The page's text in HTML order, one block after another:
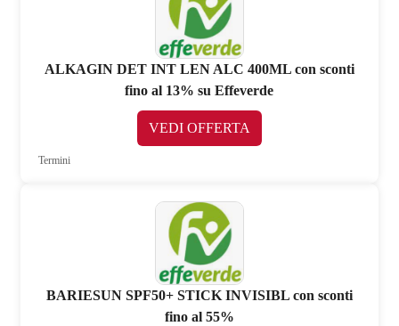
ALKAGIN DET INT LEN ALC 400ML con sconti
fino al 13% su Effeverde
VEDI OFFERTA
Termini
BARIESUN SPF50+ STICK INVISIBL con sconti
fino al 55%